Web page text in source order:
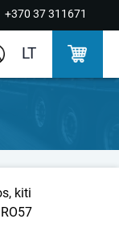
+370 37 311671
LT
kiti